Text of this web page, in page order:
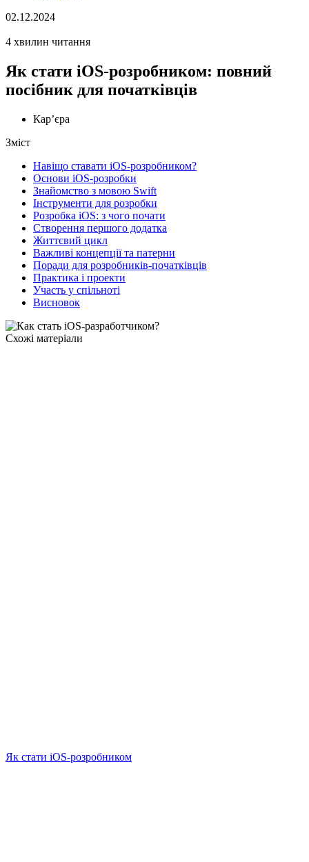
02.12.2024
4 хвилин читання
Як стати iOS-розробником: повний
посібник для початківців
Кар’єра
Зміст
Навіщо ставати iOS-розробником?
Основи iOS-розробки
Знайомство з мовою Swift
Інструменти для розробки
Розробка iOS: з чого почати
Створення першого додатка
Життєвий цикл
Важливі концепції та патерни
Поради для розробників-початківців
Практика і проекти
Участь у спільноті
Висновок
Схожі матеріали
Як стати iOS-розробником